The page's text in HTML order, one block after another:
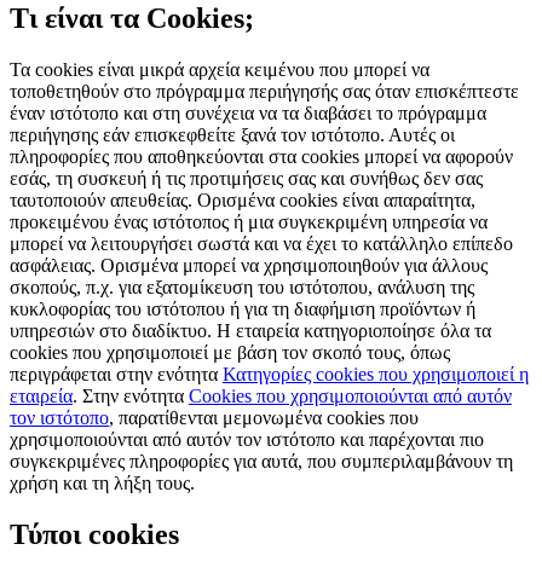
Τι είναι τα Cookies;
Τα cookies είναι μικρά αρχεία κειμένου που μπορεί να
τοποθετηθούν στο πρόγραμμα περιήγησής σας όταν επισκέπτεστε
έναν ιστότοπο και στη συνέχεια να τα διαβάσει το πρόγραμμα
περιήγησης εάν επισκεφθείτε ξανά τον ιστότοπο. Αυτές οι
πληροφορίες που αποθηκεύονται στα cookies μπορεί να αφορούν
εσάς, τη συσκευή ή τις προτιμήσεις σας και συνήθως δεν σας
ταυτοποιούν απευθείας. Ορισμένα cookies είναι απαραίτητα,
προκειμένου ένας ιστότοπος ή μια συγκεκριμένη υπηρεσία να
μπορεί να λειτουργήσει σωστά και να έχει το κατάλληλο επίπεδο
ασφάλειας. Ορισμένα μπορεί να χρησιμοποιηθούν για άλλους
σκοπούς, π.χ. για εξατομίκευση του ιστότοπου, ανάλυση της
κυκλοφορίας του ιστότοπου ή για τη διαφήμιση προϊόντων ή
υπηρεσιών στο διαδίκτυο. Η εταιρεία κατηγοριοποίησε όλα τα
cookies που χρησιμοποιεί με βάση τον σκοπό τους, όπως
περιγράφεται στην ενότητα Κατηγορίες cookies που χρησιμοποιεί η
εταιρεία. Στην ενότητα Cookies που χρησιμοποιούνται από αυτόν
τον ιστότοπο, παρατίθενται μεμονωμένα cookies που
χρησιμοποιούνται από αυτόν τον ιστότοπο και παρέχονται πιο
συγκεκριμένες πληροφορίες για αυτά, που συμπεριλαμβάνουν τη
χρήση και τη λήξη τους.
Τύποι cookies